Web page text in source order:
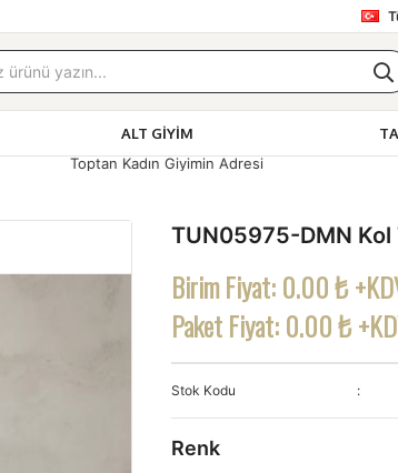
ALT GIYIM
TUN05975-DMN Kol
Birim Fiyat:0.00 ₺
Paket Fiyat:0.00 ₺
Stok Kodu
Renk